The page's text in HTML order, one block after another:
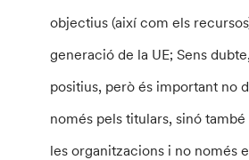
objectius (així com els
generació de la UE; Sens
positius, però és important no
només pels titulars, sinó
les organitzacions i no només